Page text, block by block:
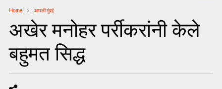
Home आपली मुंबई
अखेर मनोहर पर्रीकरांनी केले
बहुमत सिद्ध